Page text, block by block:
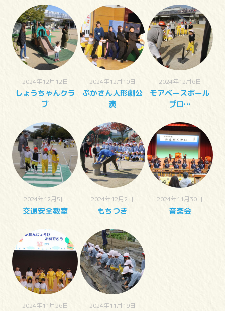
2024年12月12日
しょうちゃんクラ
ブ
2024年12月10日
ぷかさん人形劇公
演
2024年12月6日
モアベースボール
プロ…
2024年12月5日
交通安全教室
2024年12月2日
もちつき
2024年11月30日
音楽会
2024年11月26日 2024年11月19日